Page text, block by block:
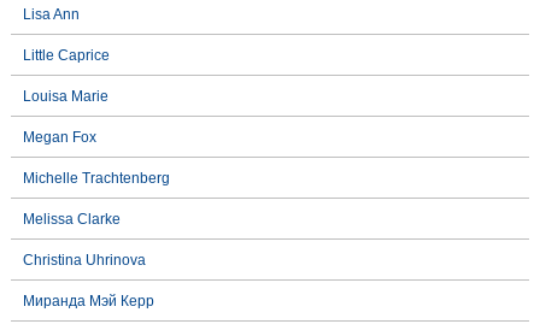
Lisa Ann
Little Caprice
Louisa Marie
Megan Fox
Michelle Trachtenberg
Melissa Clarke
Christina Uhrinova
Миранда Мэй Керр